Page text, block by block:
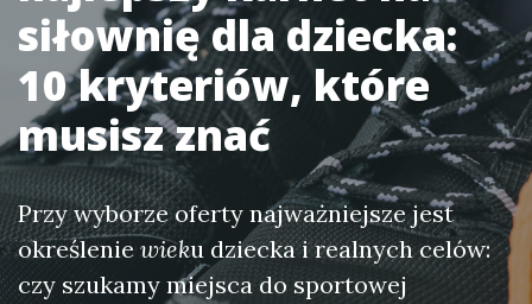
siłownię dla dziecka:
10 kryteriów, które
musisz znać
Przy wyborze oferty najważniejsze jest
określenie wieku dziecka i realnych celów:
czy szukamy miejsca do sportowej